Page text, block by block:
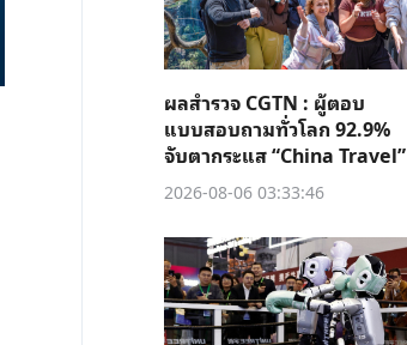
ผลสำรวจ CGTN : ผู้ตอบ
แบบสอบถามทั่วโลก 92.9%
จับตากระแส “China Travel”
2026-08-06 03:33:46